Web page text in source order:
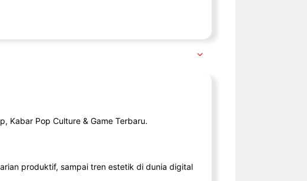
Kabar Pop Culture & Game Terbaru.
produktif, sampai tren estetik di dunia digital